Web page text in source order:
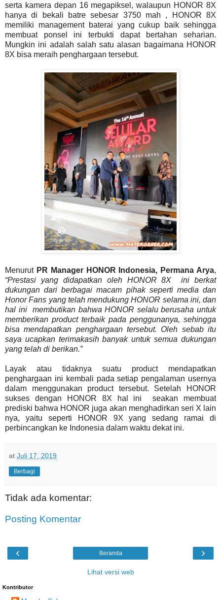
serta kamera depan 16 megapiksel, walaupun HONOR 8X
hanya di bekali batre sebesar 3750 mah , HONOR 8X
memiliki management baterai yang cukup baik sehingga
membuat ponsel ini terbukti dapat bertahan seharian.
Mungkin ini adalah salah satu alasan bagaimana HONOR
8X bisa meraih penghargaan tersebut.
Menurut PR Manager HONOR Indonesia, Permana Arya,
“Prestasi yang didapatkan oleh HONOR 8X ini berkat
dukungan dari berbagai macam pihak seperti media dan
Honor Fans yang telah mendukung HONOR selama ini, dan
hal ini membutikan bahwa HONOR selalu berusaha untuk
memberikan product terbaik pada penggunanya, sehingga
bisa mendapatkan penghargaan tersebut. Oleh sebab itu
saya ucapkan terimakasih banyak untuk semua dukungan
yang telah di berikan.”
Layak atau tidaknya suatu product mendapatkan
penghargaan ini kembali pada setiap pengalaman usernya
dalam menggunakan product tersebut. Setelah HONOR
sukses dengan HONOR 8X hal ini seakan membuat
prediski bahwa HONOR juga akan menghadirkan seri X lain
nya, yaitu seperti HONOR 9X yang sedang ramai di
perbincangkan ke Indonesia dalam waktu dekat ini.
at Juli 17, 2019
Berbagi
Tidak ada komentar:
Posting Komentar
‹ ›
Beranda
Lihat versi web
Kontributor